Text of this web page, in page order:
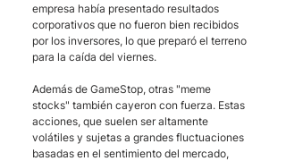
empresa había presentado resultados
corporativos que no fueron bien recibidos
por los inversores, lo que preparó el terreno
para la caída del viernes.
Además de GameStop, otras "meme
stocks" también cayeron con fuerza. Estas
acciones, que suelen ser altamente
volátiles y sujetas a grandes fluctuaciones
basadas en el sentimiento del mercado,